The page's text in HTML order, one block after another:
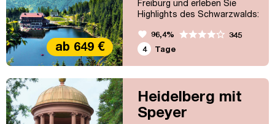
Freiburg und erleben Sie
Highlights des Schwarzwalds:
den Mummelsee sowie
zusätzlich Grafenhausen mit
dem „Hüsli" und den Titisee.
Ein Besuch von Speyer
rundet das Wochenende
perfekt ab.
ab 649 €
favorite 96,4%
345
4
Tage
Heidelberg mit
Speyer